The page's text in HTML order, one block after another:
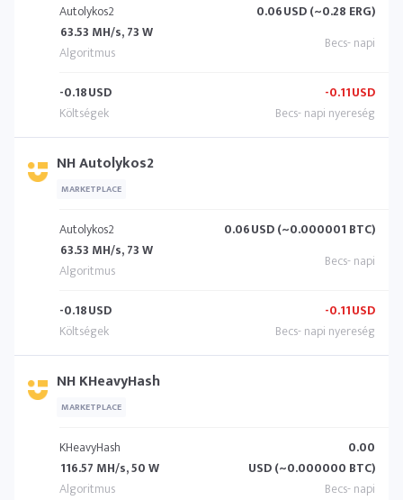
Autolykos2
63.53 MH/s, 73 W
0.06USD (~0.28 ERG)
-0.18USD -0.11USD
NH Autolykos2
MARKETPLACE
Autolykos2
63.53 MH/s, 73 W
0.06USD (~0.000001 BTC)
-0.18USD -0.11USD
NH KHeavyHash
MARKETPLACE
KHeavyHash
116.57 MH/s, 50 W
0.00
USD (~0.000000 BTC)